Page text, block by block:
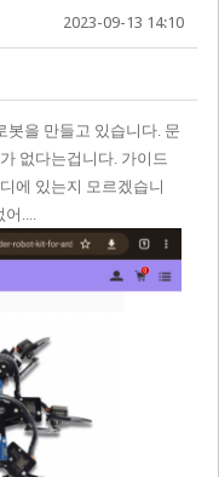
2023-09-13 14:10
봇을 만들고 있습니다. 문
없다는겁니다. 가이드
에 있는지 모르겠습니
어....